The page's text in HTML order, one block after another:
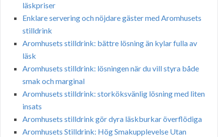
läskpriser
Enklare servering och nöjdare gäster med Aromhusets
stilldrink
Aromhusets stilldrink: bättre lösning än kylar fulla av
läsk
Aromhusets stilldrink: lösningen när du vill styra både
smak och marginal
Aromhusets stilldrink: storköksvänlig lösning med liten
insats
Aromhusets stilldrink gör dyra läskburkar överflödiga
Aromhusets Stilldrink: Hög Smakupplevelse Utan